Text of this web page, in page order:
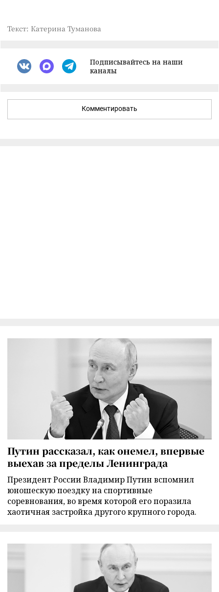
Текст: Катерина Туманова
Подписывайтесь на наши
каналы
Комментировать
Путин рассказал, как онемел, впервые
выехав за пределы Ленинграда
Президент России Владимир Путин вспомнил
юношескую поездку на спортивные
соревнования, во время которой его поразила
хаотичная застройка другого крупного города.